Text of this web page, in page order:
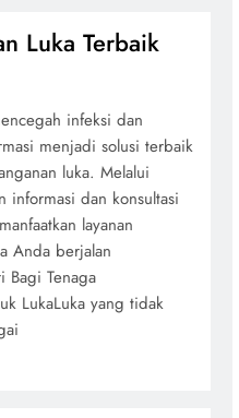
Luka Terbaik
infeksi dan
menjadi solusi terbaik
luka. Melalui
informasi dan konsultasi
layanan
Anda berjalan
Bagi Tenaga
LukaLuka yang tidak